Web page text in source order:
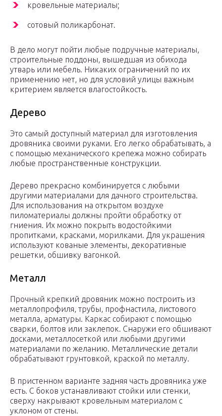
кровельные материалы;
сотовый поликарбонат.
В дело могут пойти любые подручные материалы,
строительные поддоны, вышедшая из обихода
утварь или мебель. Никаких ограничений по их
применению нет, но для условий улицы важным
критерием является влагостойкость.
Дерево
Это самый доступный материал для изготовления
дровяника своими руками. Его легко обрабатывать, а
с помощью механического крепежа можно собирать
любые пространственные конструкции.
Дерево прекрасно комбинируется с любыми
другими материалами для дачного строительства.
Для использования на открытом воздухе
пиломатериалы должны пройти обработку от
гниения. Их можно покрыть водостойкими
пропитками, красками, морилками. Для украшения
используют кованые элементы, декоративные
решетки, обшивку вагонкой.
Металл
Прочный крепкий дровяник можно построить из
металлопрофиля, трубы, профнастила, листового
металла, арматуры. Каркас собирают с помощью
сварки, болтов или заклепок. Снаружи его обшивают
досками, металлосеткой или любыми другими
материалами по желанию. Металлические детали
обрабатывают грунтовкой, краской по металлу.
В пристенном варианте задняя часть дровяника уже
есть. С боков устанавливают стойки или стенки,
сверху накрывают кровельным материалом с
уклоном от стены.